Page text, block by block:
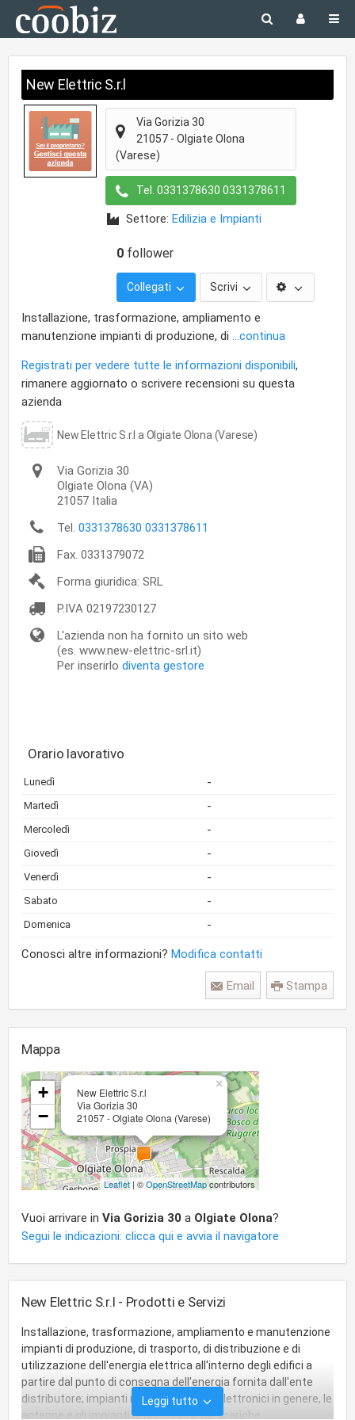
New Elettric S.r.l
Via Gorizia 30
21057 - Olgiate Olona
(Varese)
Tel. 0331378630 0331378611
Settore: Edilizia e Impianti
0 follower
Collegati Scrivi
Installazione, trasformazione, ampliamento e
manutenzione impianti di produzione, di ...continua
Registrati per vedere tutte le informazioni disponibili,
rimanere aggiornato o scrivere recensioni su questa
azienda
New Elettric S.r.l a Olgiate Olona (Varese)
Via Gorizia 30
Olgiate Olona (VA)
21057 Italia
Tel. 0331378630 0331378611
Fax. 0331379072
Forma giuridica: SRL
P.IVA 02197230127
L'azienda non ha fornito un sito web
(es. www.new-elettric-srl.it)
Per inserirlo diventa gestore
Orario lavorativo
Lunedì -
Martedì -
Mercoledì -
Giovedì -
Venerdì -
Sabato -
Domenica -
Conosci altre informazioni? Modifica contatti
Stampa
Email
Mappa
New Elettric S.r.l
Via Gorizia 30
21057 - Olgiate Olona (Varese)
×
+
−
Leaflet | ©OpenStreetMapcontributors
Vuoi arrivare in Via Gorizia 30 a Olgiate Olona?
Segui le indicazioni: clicca qui e avvia il navigatore
New Elettric S.r.l - Prodotti e Servizi
Installazione, trasformazione, ampliamento e manutenzione
impianti di produzione, di trasporto, di distribuzione e di
utilizzazione dell'energia elettrica all'interno degli edifici a
partire dal punto di consegna dell'energia fornita dall'ente
distributore; impianti radiotelevisivi ed elettronici in genere, le
antenne e gli impianti di protezione da scariche
Leggi tutto